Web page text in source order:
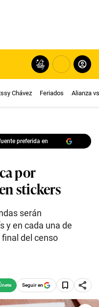
Chávez Feriados Alianza
preferida en
por
stickers
serán
y en cada una de
del censo
Seguir en